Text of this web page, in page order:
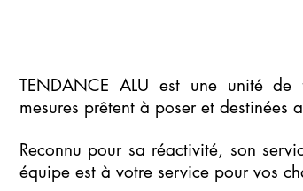
TENDANCE ALU est une unité de
mesures prêtent à poser et destinées
Reconnu pour sa réactivité, son
équipe est à votre service pour vos